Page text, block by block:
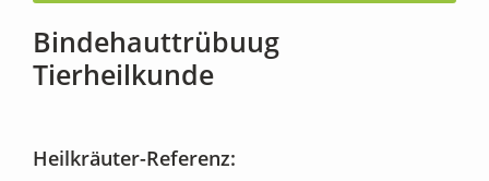
Bindehauttrübuug
Tierheilkunde
Heilkräuter-Referenz: